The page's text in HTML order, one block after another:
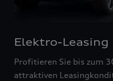
Elektro-Leasing
Profitieren Sie bis zum
attraktiven